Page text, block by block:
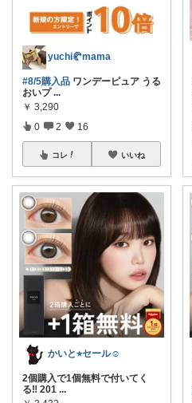
yuchi🥐mama
#8/5購入品 ワンデーピュア うる
おいプ ...
￥ 3,290
0 2 16
コレ いいね
かいと⭐︎セール☺️
2個購入で1個無料で付いてく
る‼️ 201 ...